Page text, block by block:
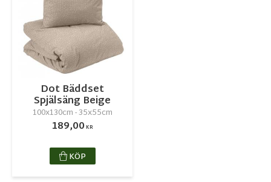
Dot Bäddset
Spjälsäng Beige
100x130cm - 35x55cm
189,00KR
KÖP